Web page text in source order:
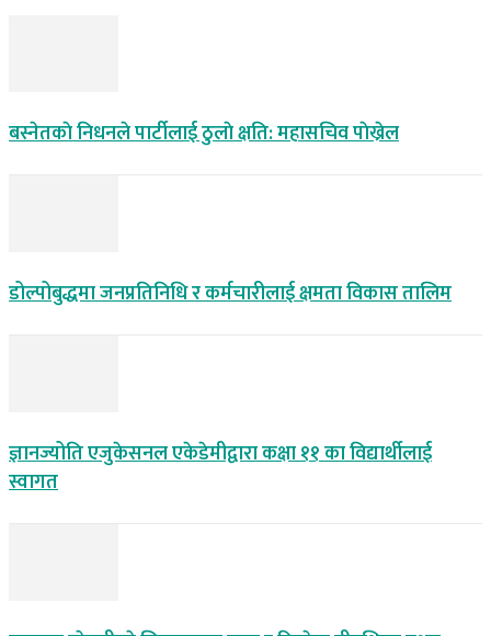
बस्नेतकाे निधनले पार्टीलाई ठुलाे क्षति: महासचिव पाेख्रेल
डोल्पोबुद्धमा जनप्रतिनिधि र कर्मचारीलाई क्षमता विकास तालिम
ज्ञानज्योति एजुकेसनल एकेडेमीद्वारा कक्षा ११ का विद्यार्थीलाई
स्वागत